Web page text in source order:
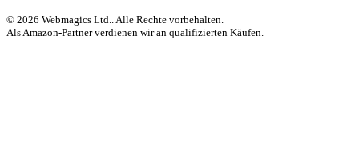
© 2026 Webmagics Ltd.. Alle Rechte vorbehalten.
Als Amazon-Partner verdienen wir an qualifizierten Käufen.